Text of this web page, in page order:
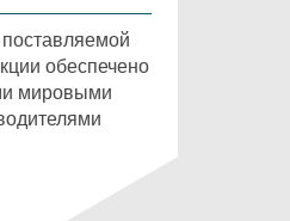
обеспечено
мировыми